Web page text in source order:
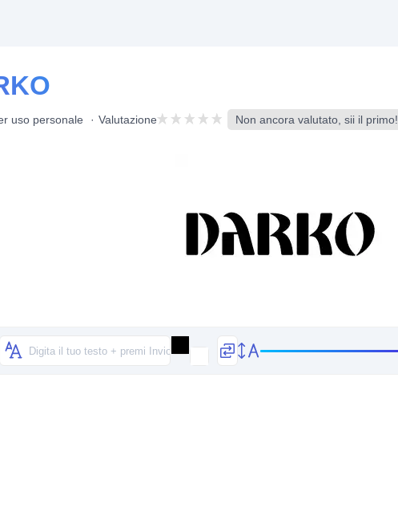
uso personale Valutazione Non ancora valutato, sii il primo!